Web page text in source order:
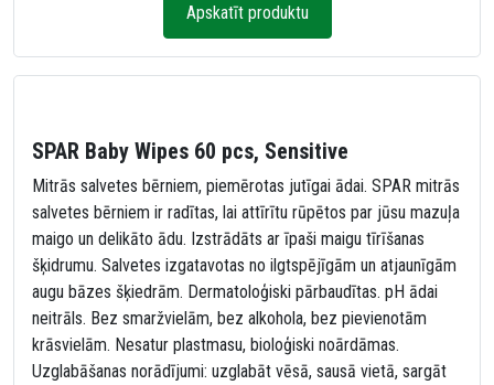
Apskatīt produktu
SPAR Baby Wipes 60 pcs, Sensitive
Mitrās salvetes bērniem, piemērotas jutīgai ādai. SPAR mitrās
salvetes bērniem ir radītas, lai attīrītu rūpētos par jūsu mazuļa
maigo un delikāto ādu. Izstrādāts ar īpaši maigu tīrīšanas
šķidrumu. Salvetes izgatavotas no ilgtspējīgām un atjaunīgām
augu bāzes šķiedrām. Dermatoloģiski pārbaudītas. pH ādai
neitrāls. Bez smaržvielām, bez alkohola, bez pievienotām
krāsvielām. Nesatur plastmasu, bioloģiski noārdāmas.
Uzglabāšanas norādījumi: uzglabāt vēsā, sausā vietā, sargāt